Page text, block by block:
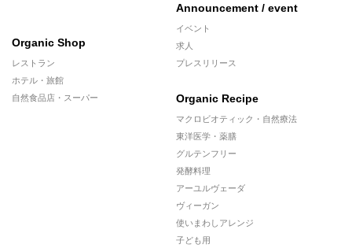
Organic Shop
レストラン
ホテル・旅館
自然食品店・スーパー
Announcement / event
イベント
求人
プレスリリース
Organic Recipe
マクロビオティック・自然療法
東洋医学・薬膳
グルテンフリー
発酵料理
アーユルヴェーダ
ヴィーガン
使いまわしアレンジ
子ども用